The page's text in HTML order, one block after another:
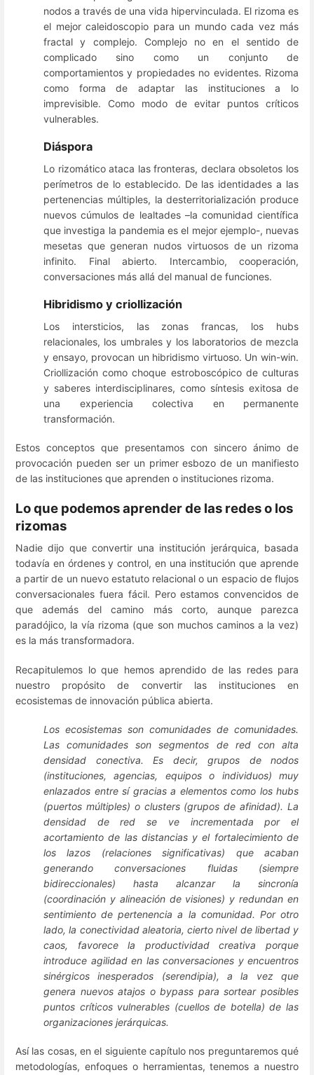
nodos a través de una vida hipervinculada. El rizoma es
el mejor caleidoscopio para un mundo cada vez más
fractal y complejo. Complejo no en el sentido de
complicado sino como un conjunto de
comportamientos y propiedades no evidentes. Rizoma
como forma de adaptar las instituciones a lo
imprevisible. Como modo de evitar puntos críticos
vulnerables.
Diáspora
Lo rizomático ataca las fronteras, declara obsoletos los
perímetros de lo establecido. De las identidades a las
pertenencias múltiples, la desterritorialización produce
nuevos cúmulos de lealtades –la comunidad científica
que investiga la pandemia es el mejor ejemplo-, nuevas
mesetas que generan nudos virtuosos de un rizoma
infinito. Final abierto. Intercambio, cooperación,
conversaciones más allá del manual de funciones.
Hibridismo y criollización
Los intersticios, las zonas francas, los hubs
relacionales, los umbrales y los laboratorios de mezcla
y ensayo, provocan un hibridismo virtuoso. Un win-win.
Criollización como choque estroboscópico de culturas
y saberes interdisciplinares, como síntesis exitosa de
una experiencia colectiva en permanente
transformación.
Estos conceptos que presentamos con sincero ánimo de
provocación pueden ser un primer esbozo de un manifiesto
de las instituciones que aprenden o instituciones rizoma.
Lo que podemos aprender de las redes o los
rizomas
Nadie dijo que convertir una institución jerárquica, basada
todavía en órdenes y control, en una institución que aprende
a partir de un nuevo estatuto relacional o un espacio de flujos
conversacionales fuera fácil. Pero estamos convencidos de
que además del camino más corto, aunque parezca
paradójico, la vía rizoma (que son muchos caminos a la vez)
es la más transformadora.
Recapitulemos lo que hemos aprendido de las redes para
nuestro propósito de convertir las instituciones en
ecosistemas de innovación pública abierta.
Los ecosistemas son comunidades de comunidades.
Las comunidades son segmentos de red con alta
densidad conectiva. Es decir, grupos de nodos
(instituciones, agencias, equipos o individuos) muy
enlazados entre sí gracias a elementos como los hubs
(puertos múltiples) o clusters (grupos de afinidad). La
densidad de red se ve incrementada por el
acortamiento de las distancias y el fortalecimiento de
los lazos (relaciones significativas) que acaban
generando conversaciones fluidas (siempre
bidireccionales) hasta alcanzar la sincronía
(coordinación y alineación de visiones) y redundan en
sentimiento de pertenencia a la comunidad. Por otro
lado, la conectividad aleatoria, cierto nivel de libertad y
caos, favorece la productividad creativa porque
introduce agilidad en las conversaciones y encuentros
sinérgicos inesperados (serendipia), a la vez que
genera nuevos atajos o bypass para sortear posibles
puntos críticos vulnerables (cuellos de botella) de las
organizaciones jerárquicas.
Así las cosas, en el siguiente capítulo nos preguntaremos qué
metodologías, enfoques o herramientas, tenemos a nuestro